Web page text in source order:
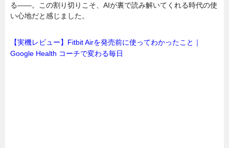
る――。この割り切りこそ、AIが裏で読み解いてくれる時代の使
い心地だと感じました。
【実機レビュー】Fitbit Airを発売前に使ってわかったこと｜
Google Health コーチで変わる毎日